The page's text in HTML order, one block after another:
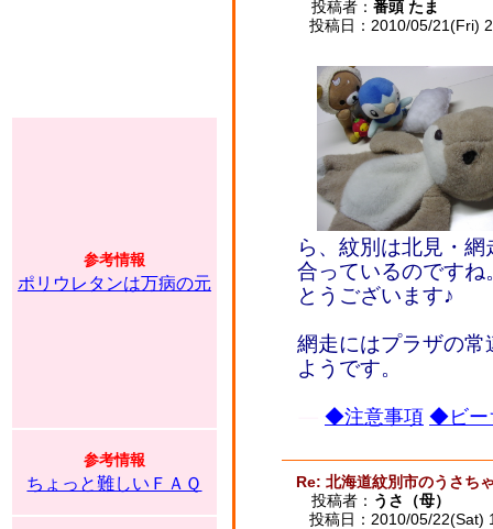
参考情報
ポリウレタンは万病の元
参考情報
ちょっと難しいＦＡＱ
投稿者： 番頭 たま
投稿日：2010/05/21(Fri)
ら、紋別は北見・
合っているのです
とうございます♪
網走にはプラザの
ようです。
◆注意事項 ◆ビー
Re: 北海道紋別市のうさち
投稿者： うさ（母）
投稿日：2010/05/22(Sat)